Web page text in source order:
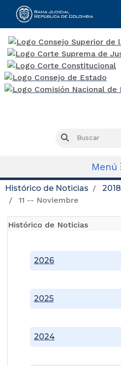
Buscar
Menú
Histórico de Noticias
2018
11 -- Noviembre
Histórico de Noticias
2024
2025
2026